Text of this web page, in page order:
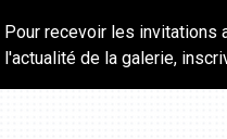
Pour recevoir les invitations
l'actualité de la galerie,